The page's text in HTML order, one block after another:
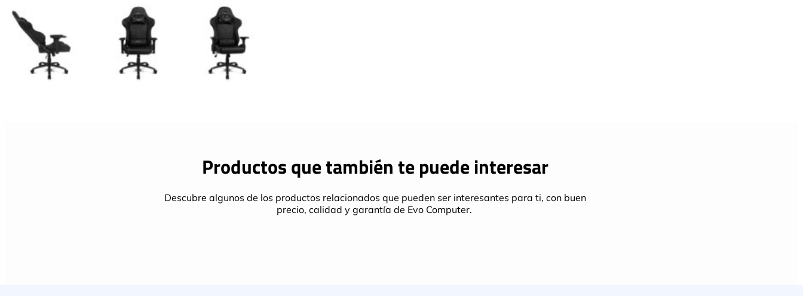
Productos que también te puede interesar
Descubre algunos de los productos relacionados que pueden ser interesantes para ti, con buen
precio, calidad y garantía de Evo Computer.